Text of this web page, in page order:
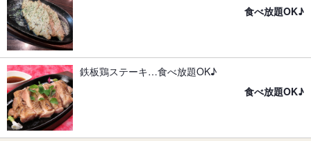
食べ放題OK♪
鉄板鶏ステーキ…食べ放題OK♪
食べ放題OK♪